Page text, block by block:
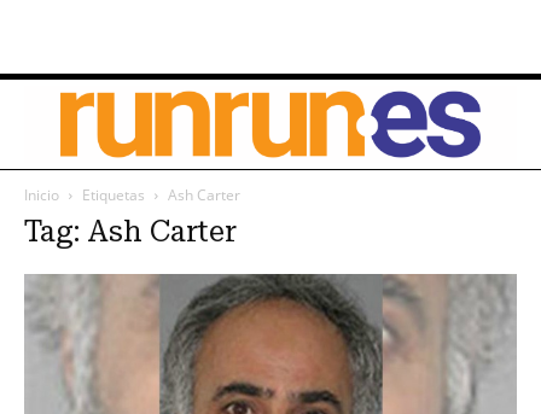
Inicio Etiquetas Ash Carter
Tag: Ash Carter